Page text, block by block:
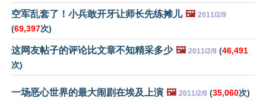
空军乱套了！小兵敢开牙让师长先练摊儿 🖼️ 2011/2/9
(69,397次)
这网友帖子的评论比文章不知精采多少 🖼️ 2011/2/9 (46,491
次)
一场恶心世界的最大闹剧在埃及上演 🖼️ 2011/2/8 (35,060次)